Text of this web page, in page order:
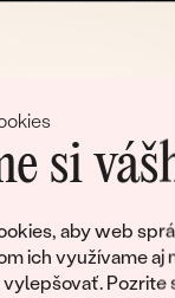
si
aby web
ich využívame aj
Pozrite